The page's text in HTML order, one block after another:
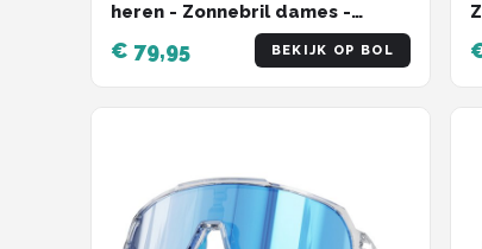
heren - Zonnebril dames -
Gepolariseerd - X-CelLens -
ZEUS collectie
€ 79,95 BEKIJK OP BOL